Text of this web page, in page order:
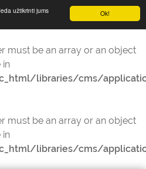
Ok!
užtikrinti jums
must be an array or an object
in
libraries/cms/
must be an array or an object
in
libraries/cms/